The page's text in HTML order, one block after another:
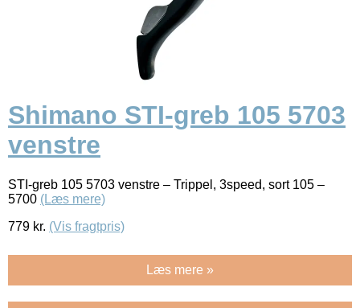
Shimano STI-greb 105 5703
venstre
STI-greb 105 5703 venstre – Trippel, 3speed, sort 105 –
5700 (Læs mere)
779 kr. (Vis fragtpris)
Læs mere »